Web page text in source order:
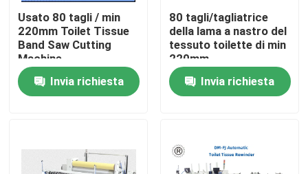
Prodotti
Usato 80 tagli / min
220mm Toilet Tissue
Band Saw Cutting
Machine
Invia richiesta
80 tagli/tagliatrice
della lama a nastro del
tessuto toilette di min
220mm
Invia richiesta